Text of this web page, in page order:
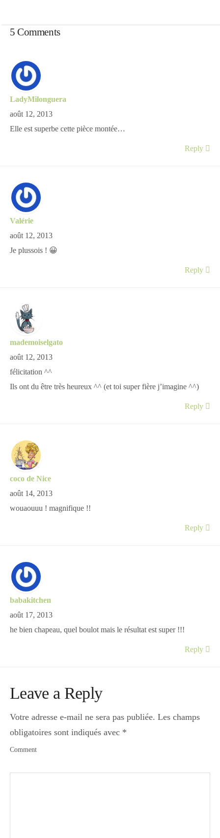
5 Comments
LadyMilonguera
août 12, 2013
Elle est superbe cette pièce montée…
Reply
Valérie
août 12, 2013
Je plussois ! 😀
Reply
mademoiselgato
août 12, 2013
félicitation ^^
Ils ont du être très heureux ^^ (et toi super fière j’imagine ^^)
Reply
coco de Nice
août 14, 2013
wouaouuu ! magnifique !!
Reply
babakitchen
août 17, 2013
he bien chapeau, quel boulot mais le résultat est super !!!
Reply
Leave a Reply
Votre adresse e-mail ne sera pas publiée. Les champs
obligatoires sont indiqués avec *
Comment